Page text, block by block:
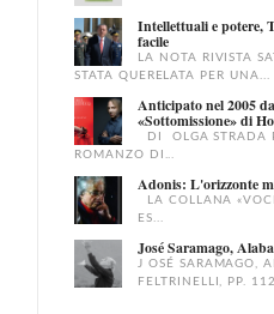
Intellettuali e potere,
facile
LA NOTA RIVISTA
STATA QUERELATA PER UNA...
Anticipato nel 2005
«Sottomissione» di
DI OLGA STRADA
ROMANZO DI...
Adonis: L'orizzonte
LA COLLANA
ES...
José Saramago,
J OSÉ SARAMAGO,
FELTRINELLI, PP.